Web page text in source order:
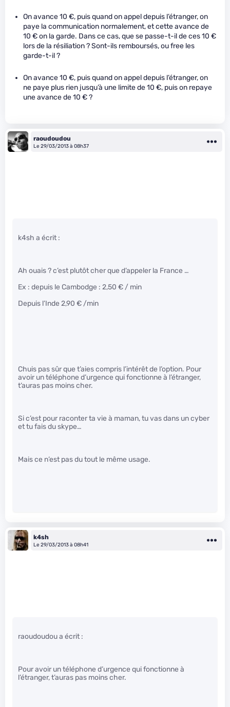
On avance 10 €, puis quand on appel depuis l’étranger, on
paye la communication normalement, et cette avance de
10 € on la garde. Dans ce cas, que se passe-t-il de ces 10 €
lors de la résiliation ? Sont-ils remboursés, ou free les
garde-t-il ?
On avance 10 €, puis quand on appel depuis l’étranger, on
ne paye plus rien jusqu’à une limite de 10 €, puis on repaye
une avance de 10 € ?
raoudoudou
Le 29/03/2013 à 08h37
k4sh a écrit :
Ah ouais ? c’est plutôt cher que d’appeler la France …
Ex : depuis le Cambodge : 2,50 € / min
Depuis l’Inde 2,90 € /min
Chuis pas sûr que t’aies compris l’intérêt de l’option. Pour
avoir un téléphone d’urgence qui fonctionne à l’étranger,
t’auras pas moins cher.
Si c’est pour raconter ta vie à maman, tu vas dans un cyber
et tu fais du skype…
Mais ce n’est pas du tout le même usage.
k4sh
Le 29/03/2013 à 08h41
raoudoudou a écrit :
Pour avoir un téléphone d’urgence qui fonctionne à
l’étranger, t’auras pas moins cher.